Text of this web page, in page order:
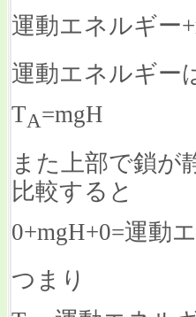
運動エネルギー
運動エネルギー
TA=mgH
また上部で鎖が
比較すると
0+mgH+0=運動
つまり